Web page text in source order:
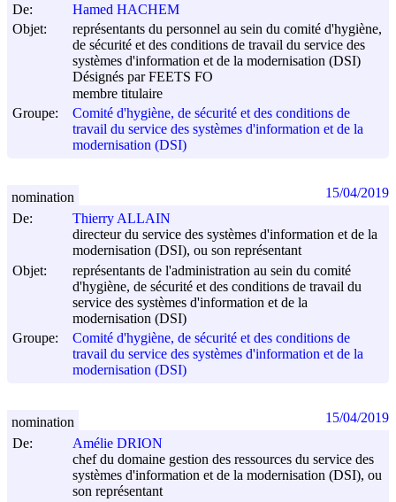
De:
Hamed HACHEM
Objet:
représentants du personnel au sein du comité d'hygiène,
de sécurité et des conditions de travail du service des
systèmes d'information et de la modernisation (DSI)
Désignés par FEETS FO
membre titulaire
Groupe:
Comité d'hygiène, de sécurité et des conditions de
travail du service des systèmes d'information et de la
modernisation (DSI)
De:
Thierry ALLAIN
directeur du service des systèmes d'information et de la
modernisation (DSI), ou son représentant
Objet:
représentants de l'administration au sein du comité
d'hygiène, de sécurité et des conditions de travail du
service des systèmes d'information et de la
modernisation (DSI)
Groupe:
Comité d'hygiène, de sécurité et des conditions de
travail du service des systèmes d'information et de la
modernisation (DSI)
nomination 15/04/2019
De:
Amélie DRION
chef du domaine gestion des ressources du service des
systèmes d'information et de la modernisation (DSI), ou
son représentant
nomination 15/04/2019